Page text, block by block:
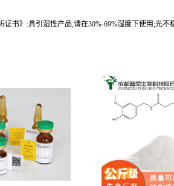
证书》:具引湿性产品,请在30%-69%湿度下使用;光